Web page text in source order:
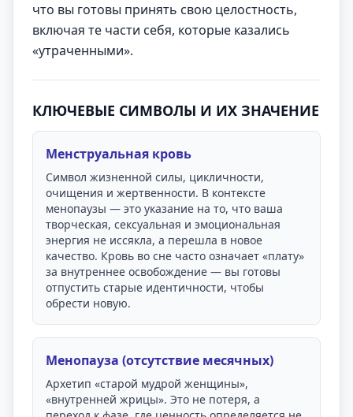
что вы готовы принять свою целостность,
включая те части себя, которые казались
«утраченными».
КЛЮЧЕВЫЕ СИМВОЛЫ И ИХ ЗНАЧЕНИЕ
Менструальная кровь
Символ жизненной силы, цикличности,
очищения и жертвенности. В контексте
менопаузы — это указание на то, что ваша
творческая, сексуальная и эмоциональная
энергия не иссякла, а перешла в новое
качество. Кровь во сне часто означает «плату»
за внутреннее освобождение — вы готовы
отпустить старые идентичности, чтобы
обрести новую.
Менопауза (отсутствие месячных)
Архетип «старой мудрой женщины»,
«внутренней жрицы». Это не потеря, а